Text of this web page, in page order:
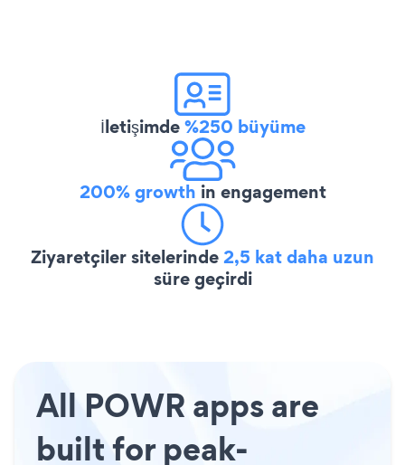
İletişimde%250 büyüme
200% growth in engagement
Ziyaretçiler sitelerinde2,5 kat daha uzun
süre geçirdi
All POWR apps are
built for peak-